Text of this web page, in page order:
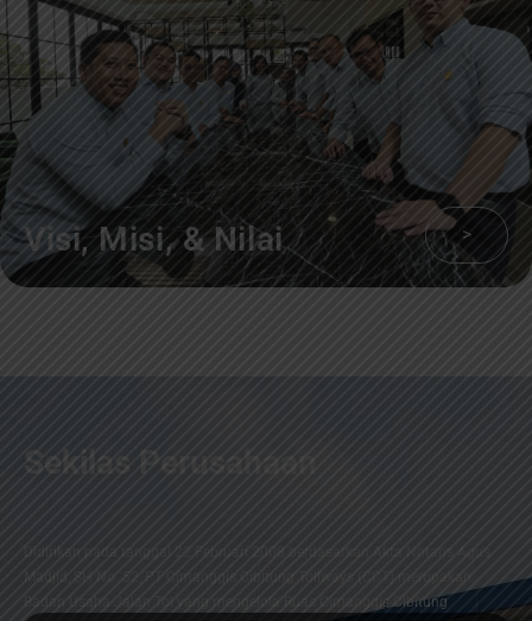
Visi, Misi, & Nilai >
Sekilas Perusahaan
Didirikan pada tanggal 22 Februari 2008 berdasarkan Akta Notaris Agus
Madjid, SH No. 52, PT Cimanggis Cibitung Tollways (CCT) merupakan
Badan Usaha Jalan Tol yang mengelola Ruas Cimanggis-Cibitung